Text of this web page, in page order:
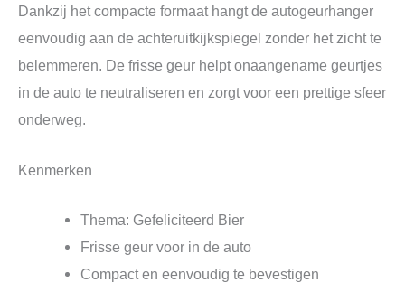
Dankzij het compacte formaat hangt de autogeurhanger
eenvoudig aan de achteruitkijkspiegel zonder het zicht te
belemmeren. De frisse geur helpt onaangename geurtjes
in de auto te neutraliseren en zorgt voor een prettige sfeer
onderweg.
Kenmerken
Thema: Gefeliciteerd Bier
Frisse geur voor in de auto
Compact en eenvoudig te bevestigen